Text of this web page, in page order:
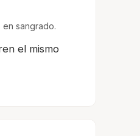
sangrado.
el mismo